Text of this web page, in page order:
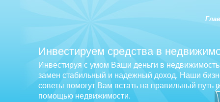
Инвестируем средства в
Инвестируя с умом Ваши деньги в
замен стабильный и надежный доход. Наши
советы помогут Вам встать на правильный путь
помощью недвижимости.